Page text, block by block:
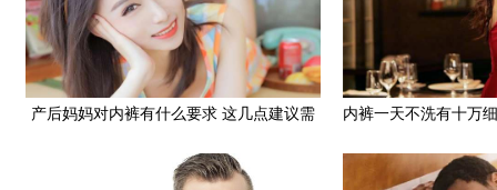
产后妈妈对内裤有什么要求 这几点建议需
内裤一天不洗有十万